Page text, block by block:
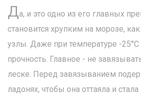
Да, и это одно из его главных
становится хрупким на морозе,
узлы. Даже при температуре -25°C
прочность. Главное - не
леске. Перед завязыванием
ладонях, чтобы она оттаяла и стала